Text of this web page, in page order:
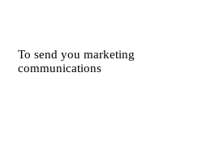
To send you marketing
communications